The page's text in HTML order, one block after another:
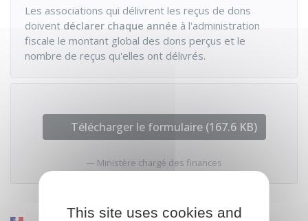
Les associations qui délivrent les reçus de dons
doivent déclarer chaque année à l'administration
fiscale le montant global des dons perçus et le
nombre de reçus qu'elles ont délivrés.
Télécharger le formulaire (167.6 KB)
Ministère chargé des finances
This site uses cookies and